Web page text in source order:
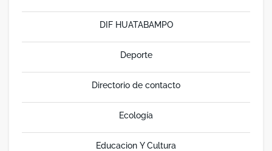
DIF HUATABAMPO
Deporte
Directorio de contacto
Ecología
Educacion Y Cultura